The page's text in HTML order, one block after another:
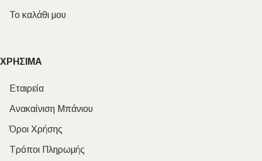
Το καλάθι μου
ΧΡΗΣΙΜΑ
Εταιρεία
Ανακαίνιση Μπάνιου
Όροι Χρήσης
Τρόποι Πληρωμής